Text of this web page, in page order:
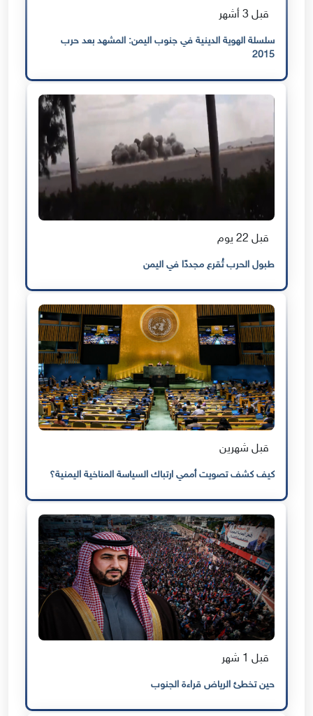
قبل 3 أشهر
سلسلة الهوية الدينية في جنوب اليمن: المشهد بعد حرب
2015
قبل 22 يوم
طبول الحرب تُقرع مجددًا في اليمن
قبل شهرين
كيف كشف تصويت أممي ارتباك السياسة المناخية اليمنية؟
قبل 1 شهر
حين تخطئ الرياض قراءة الجنوب